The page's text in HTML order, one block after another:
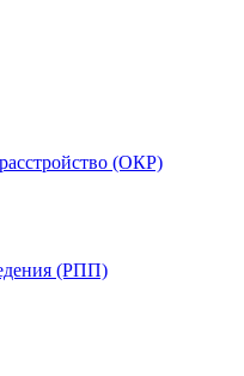
(ОКР)
(РПП)